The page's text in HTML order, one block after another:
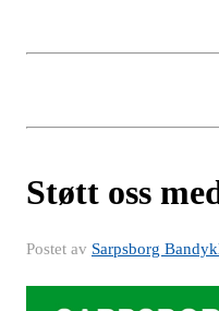
Støtt oss
Postet av Sarpsborg